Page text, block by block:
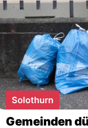
Solothurn
Gemeinden